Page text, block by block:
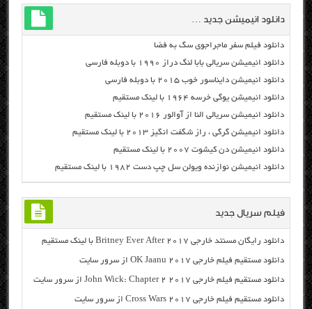
دانلود انیمیشن جدید …
دانلود فیلم سفر ماجراجوی سگ به فضا
دانلود انیمیشن سریالی بابا لنگ دراز ۱۹۹۰ با دوبله فارسی
دانلود انیمیشن دایناسور خوب ۲۰۱۵ با دوبله فارسی
دانلود انیمیشن یوگی خرسه ۱۹۶۴ با لینک مستقیم
دانلود انیمیشن سریالی النا از آوالور ۲۰۱۶ با لینک مستقیم
دانلود انیمیشن گرگی ، راز شگفت انگیز ۲۰۱۳ با لینک مستقیم
دانلود انیمیشن دن کیشوت ۲۰۰۷ با لینک مستقیم
دانلود انیمیشن نوازنده ویولن سل چپ دست ۱۹۸۲ با لینک مستقیم
فیلم سریال جدید
دانلود رایگان مسنتد خارجی Britney Ever After 2017 با لینک مستقیم
دانلود مستقیم فیلم خارجی OK Jaanu 2017 از سرور سایت
دانلود مستقیم فیلم خارجی John Wick: Chapter 2 2017 از سرور سایت
دانلود مستقیم فیلم خارجی Cross Wars 2017 از سرور سایت